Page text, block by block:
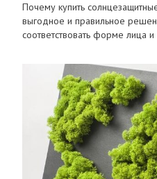
Почему купить
выгодное и правильное
соответствовать форме лица